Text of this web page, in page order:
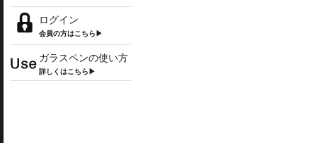
ログイン
会員の方はこちら▶
ガラスペンの使い方
詳しくはこちら▶